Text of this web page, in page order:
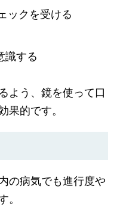
ックを受ける
識する
よう、鏡を使って口
果的です。
の病気でも進行度や
。